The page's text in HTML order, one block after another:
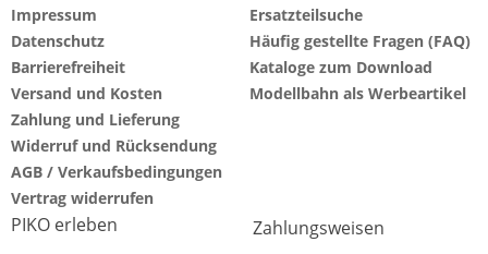
Impressum
Datenschutz
Barrierefreiheit
Versand und Kosten
Zahlung und Lieferung
Widerruf und Rücksendung
AGB / Verkaufsbedingungen
Vertrag widerrufen
Ersatzteilsuche
Häufig gestellte Fragen (FAQ)
Kataloge zum Download
Modellbahn als Werbeartikel
PIKO erleben Zahlungsweisen